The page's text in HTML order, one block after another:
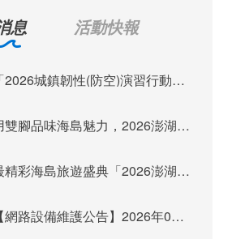
息
「2026城鎮韌性(防空)演習行動網路降速演練」訊息布達
用雙腳品味海島魅力，2026澎湖秋季觀光運動休閒主題活動報名倒數
最精彩海島旅遊盛典「2026澎湖秋瘋季」魅力登場
【網路設備維護公告】2026年07月28日（二）22：00~ 24:00 屆時將暫停網站服務，不便之處，尚祈見諒。
活動快報